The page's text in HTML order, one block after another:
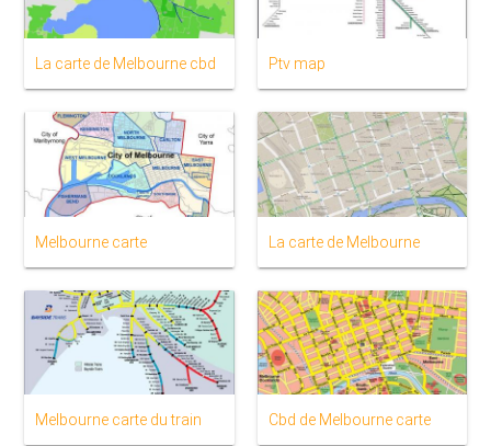
La carte de Melbourne cbd Ptv map
Melbourne carte La carte de Melbourne
Melbourne carte du train Cbd de Melbourne carte